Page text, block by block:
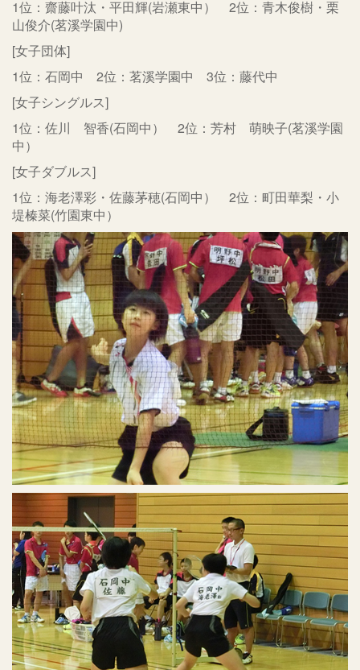
1位：齋藤叶汰・平田輝(岩瀬東中） 2位：青木俊樹・栗
山俊介(茗溪学園中)
[女子団体]
1位：石岡中 2位：茗溪学園中 3位：藤代中
[女子シングルス]
1位：佐川 智香(石岡中） 2位：芳村 萌映子(茗溪学園
中）
[女子ダブルス]
1位：海老澤彩・佐藤茅穂(石岡中） 2位：町田華梨・小
堤榛菜(竹園東中）